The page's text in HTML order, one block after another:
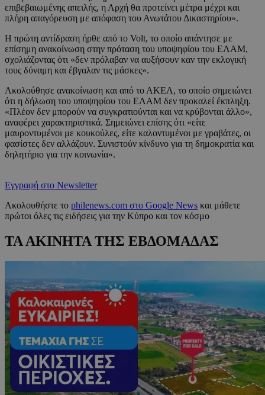
επιβεβαιωμένης απειλής, η Αρχή θα προτείνει μέτρα μέχρι και
πλήρη απαγόρευση με απόφαση του Ανωτάτου Δικαστηρίου».
Η πρώτη αντίδραση ήρθε από το Volt, το οποίο απάντησε με
επίσημη ανακοίνωση στην πρόταση του υποψηφίου του ΕΛΑΜ,
σχολιάζοντας ότι «δεν πρόλαβαν να αυξήσουν καν την εκλογική
τους δύναμη και έβγαλαν τις μάσκες».
Ακολούθησε ανακοίνωση και από το ΑΚΕΛ, το οποίο σημειώνει
ότι η δήλωση του υποψηφίου του ΕΛΑΜ δεν προκαλεί έκπληξη.
«Πλέον δεν μπορούν να συγκρατιούνται και να κρύβονται άλλο»,
αναφέρει χαρακτηριστικά. Σημειώνει επίσης ότι «είτε
μαυροντυμένοι με κουκούλες, είτε καλοντυμένοι με γραβάτες, οι
φασίστες δεν αλλάζουν. Συνιστούν κίνδυνο για τη δημοκρατία και
δηλητήριο για την κοινωνία».
Εγγραφή στο Newsletter
Ακολουθήστε το philenews.com στο Google News και μάθετε
πρώτοι όλες τις ειδήσεις για την Κύπρο και τον κόσμο
ΤΑ ΑΚΙΝΗΤΑ ΤΗΣ ΕΒΔΟΜΑΔΑΣ